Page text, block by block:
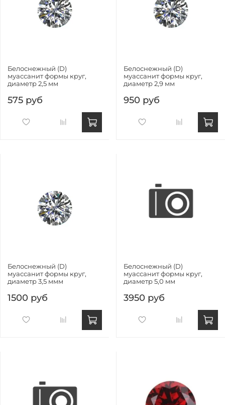
Белоснежный (D)
муассанит формы круг,
диаметр 2,5 мм
575 руб
Белоснежный (D)
муассанит формы круг,
диаметр 2,9 мм
950 руб
Белоснежный (D)
муассанит формы круг,
диаметр 3,5 ммм
1500 руб
Белоснежный (D)
муассанит формы круг,
диаметр 5,0 мм
3950 руб